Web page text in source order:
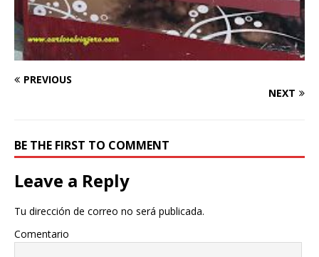
PREVIOUS
NEXT
BE THE FIRST TO COMMENT
Leave a Reply
Tu dirección de correo no será publicada.
Comentario